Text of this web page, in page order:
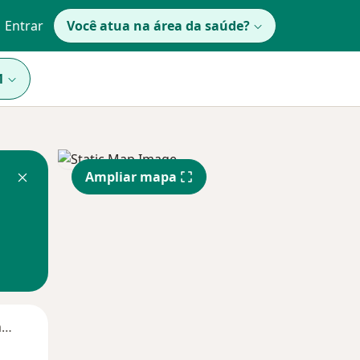
Entrar Você atua na área da saúde?
Segunda-feira
Ampliar mapa